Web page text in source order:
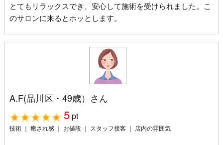
とてもリラックスでき、安心して施術を受けられました。こ
のサロンに来るとホッとします。
A.F(品川区・49歳）さん
5pt
技術 ｜ 癒され感 ｜ お値段 ｜ スタッフ接客 ｜ 店内の雰囲気